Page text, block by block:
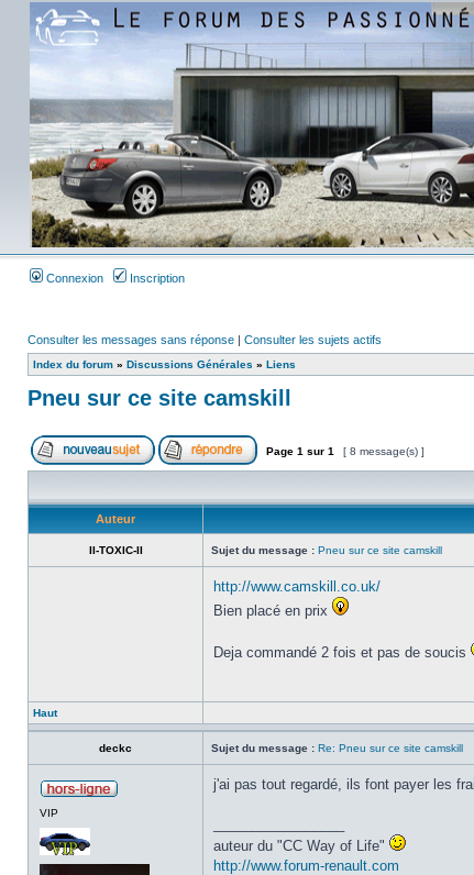
Connexion Inscription
Consulter les messages sans réponse | Consulter les sujets actifs
Index du forum » Discussions Générales » Liens
Pneu sur ce site camskill
Page 1 sur 1 [ 8 message(s) ]
Auteur
II-TOXIC-II Sujet du message : Pneu sur ce site camskill
http://www.camskill.co.uk/
Bien placé en prix
Deja commandé 2 fois et pas de soucis
Haut
deckc Sujet du message : Re: Pneu sur ce site camskill
VIP
j'ai pas tout regardé, ils font payer les
auteur du "CC Way of Life"
http://www.forum-renault.com